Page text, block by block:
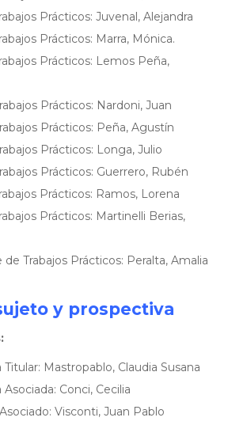
Prácticos: Juvenal, Alejandra
Prácticos: Marra, Mónica.
Prácticos: Lemos Peña,
Prácticos: Nardoni, Juan
Prácticos: Peña, Agustín
Prácticos: Longa, Julio
Prácticos: Guerrero, Rubén
Prácticos: Ramos, Lorena
Prácticos: Martinelli Berias,
Trabajos Prácticos: Peralta, Amalia
y prospectiva
Titular: Mastropablo, Claudia Susana
Asociada: Conci, Cecilia
Visconti, Juan Pablo